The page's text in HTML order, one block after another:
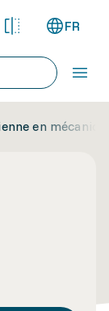
FR
en